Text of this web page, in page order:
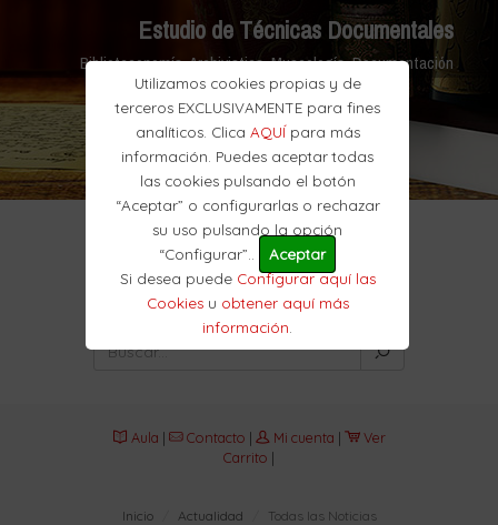
Utilizamos cookies propias y de
terceros EXCLUSIVAMENTE para fines
analíticos. Clica AQUÍpara más
información. Puedes aceptar todas
las cookies pulsando el botón
“Aceptar” o configurarlas o rechazar
su uso pulsando la opción
“Configurar”..
Aceptar
Si desea puede Configurar aquí las
Cookiesu obtener aquí más
información.
Estudio de Técnicas Documentales
Biblioteconomía, Archivistica, Museología, Documentación
Aula | Contacto | Mi cuenta |
Ver
Carrito |
Inicio Actualidad Todas las Noticias